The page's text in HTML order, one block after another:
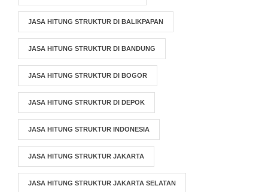
JASA HITUNG STRUKTUR DI BALIKPAPAN
JASA HITUNG STRUKTUR DI BANDUNG
JASA HITUNG STRUKTUR DI BOGOR
JASA HITUNG STRUKTUR DI DEPOK
JASA HITUNG STRUKTUR INDONESIA
JASA HITUNG STRUKTUR JAKARTA
JASA HITUNG STRUKTUR JAKARTA SELATAN